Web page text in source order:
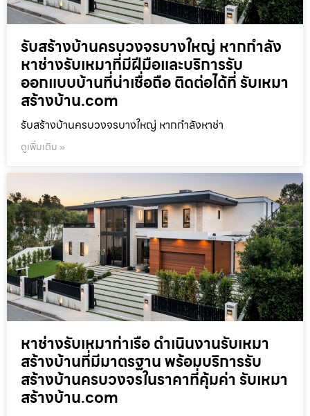
รับสร้างบ้านครบวงจรบางใหญ่ หากกำลัง
หาช่างรับเหมาที่มีฝีมือและบริการรับ
ออกแบบบ้านที่น่าเชื่อถือ ติดต่อได้ที่ รับเหมา
สร้างบ้าน.com
รับสร้างบ้านครบวงจรบางใหญ่ หากกำลังหาช่า
ดูเพิ่มเติม »
หาช่างรับเหมาท่าเรือ ดำเนินงานรับเหมา
สร้างบ้านที่มีมาตรฐาน พร้อมบริการรับ
สร้างบ้านครบวงจรในราคาที่คุ้มค่า รับเหมา
สร้างบ้าน.com